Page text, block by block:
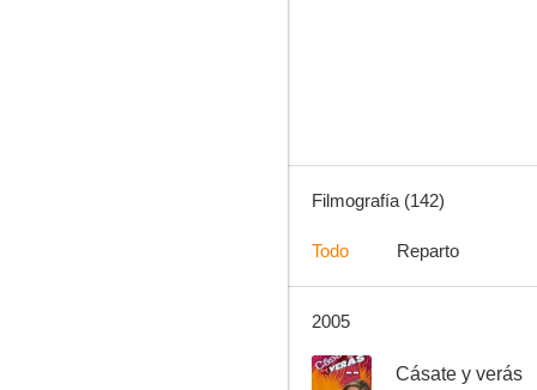
Robin de los bosques
Filmografía (142)
Todo Reparto
2005
-- Cásate y verás